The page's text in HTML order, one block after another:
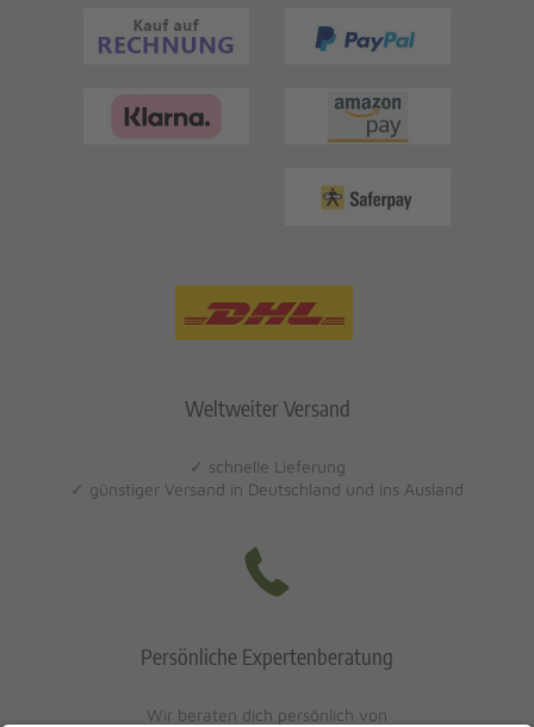
Weltweiter Versand
✓ schnelle Lieferung
✓ günstiger Versand in Deutschland und ins Ausland
Persönliche Expertenberatung
Wir beraten dich persönlich von